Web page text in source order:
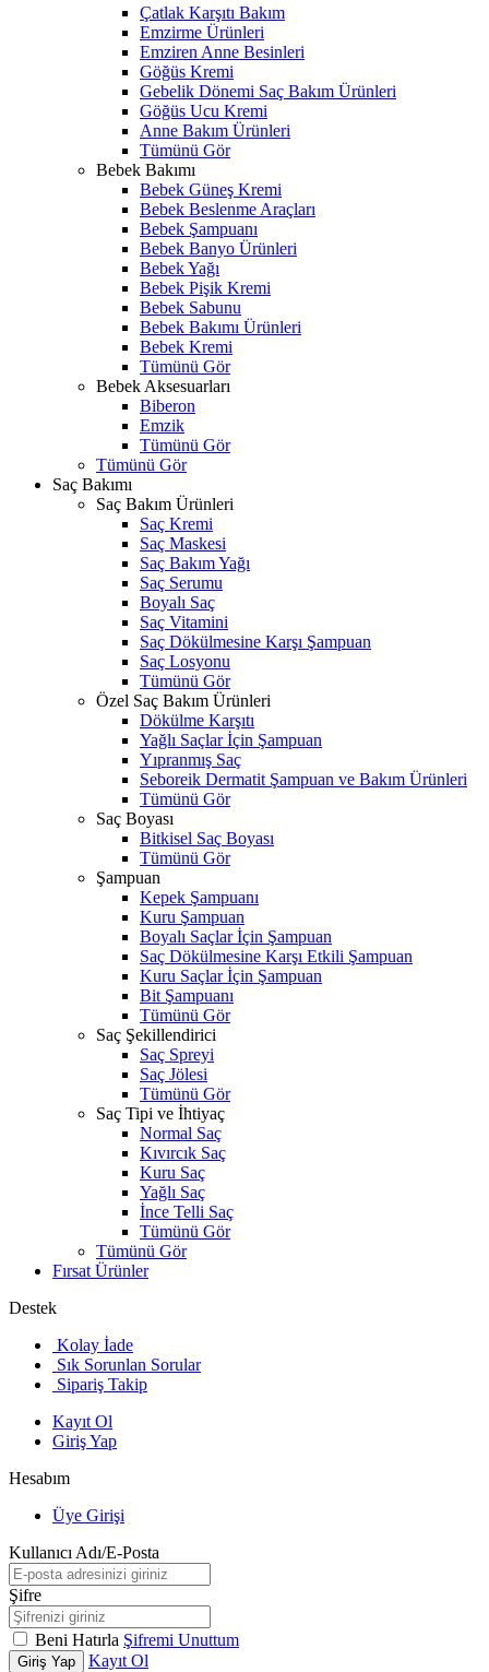
Çatlak Karşıtı Bakım
Emzirme Ürünleri
Emziren Anne Besinleri
Göğüs Kremi
Gebelik Dönemi Saç Bakım Ürünleri
Göğüs Ucu Kremi
Anne Bakım Ürünleri
Tümünü Gör
Bebek Bakımı
Bebek Güneş Kremi
Bebek Beslenme Araçları
Bebek Şampuanı
Bebek Banyo Ürünleri
Bebek Yağı
Bebek Pişik Kremi
Bebek Sabunu
Bebek Bakımı Ürünleri
Bebek Kremi
Tümünü Gör
Bebek Aksesuarları
Biberon
Emzik
Tümünü Gör
Tümünü Gör
Saç Bakımı
Saç Bakım Ürünleri
Saç Kremi
Saç Maskesi
Saç Bakım Yağı
Saç Serumu
Boyalı Saç
Saç Vitamini
Saç Dökülmesine Karşı Şampuan
Saç Losyonu
Tümünü Gör
Özel Saç Bakım Ürünleri
Dökülme Karşıtı
Yağlı Saçlar İçin Şampuan
Yıpranmış Saç
Seboreik Dermatit Şampuan ve Bakım Ürünleri
Tümünü Gör
Saç Boyası
Bitkisel Saç Boyası
Tümünü Gör
Şampuan
Kepek Şampuanı
Kuru Şampuan
Boyalı Saçlar İçin Şampuan
Saç Dökülmesine Karşı Etkili Şampuan
Kuru Saçlar İçin Şampuan
Bit Şampuanı
Tümünü Gör
Saç Şekillendirici
Saç Spreyi
Saç Jölesi
Tümünü Gör
Saç Tipi ve İhtiyaç
Normal Saç
Kıvırcık Saç
Kuru Saç
Yağlı Saç
İnce Telli Saç
Tümünü Gör
Tümünü Gör
Fırsat Ürünler
Destek
Kolay İade
Sık Sorunlan Sorular
Sipariş Takip
Kayıt Ol
Giriş Yap
Hesabım
Üye Girişi
Kullanıcı Adı/E-Posta
Şifre
Beni Hatırla Şifremi Unuttum
Giriş Yap
Kayıt Ol